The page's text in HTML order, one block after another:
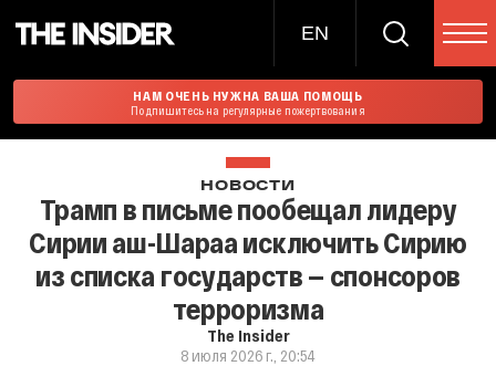
EN
НАМ ОЧЕНЬ НУЖНА ВАША ПОМОЩЬ
Подпишитесь на регулярные пожертвования
НОВОСТИ
Трамп в письме пообещал лидеру
Сирии аш-Шараа исключить Сирию
из списка государств — спонсоров
терроризма
The Insider
8 июля 2026 г., 20:54